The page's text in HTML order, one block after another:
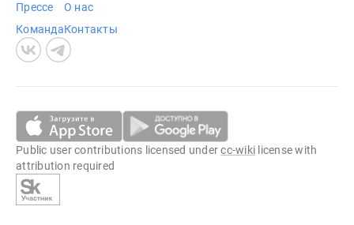
Прессе
Команда
О нас
Контакты
Public user contributions licensed undercc-wiki license with
attribution required